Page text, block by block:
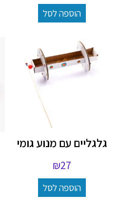
הוספה לסל
גלגליים עם מנוע גומי
₪27
הוספה לסל